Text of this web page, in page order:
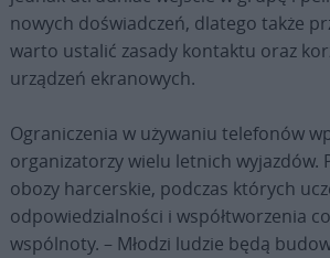
nowych doświadczeń, dlatego także
warto ustalić zasady kontaktu oraz
urządzeń ekranowych.
Ograniczenia w używaniu telefonów
organizatorzy wielu letnich wyjazdów.
obozy harcerskie, podczas których
odpowiedzialności i współtworzenia
wspólnoty. – Młodzi ludzie będą